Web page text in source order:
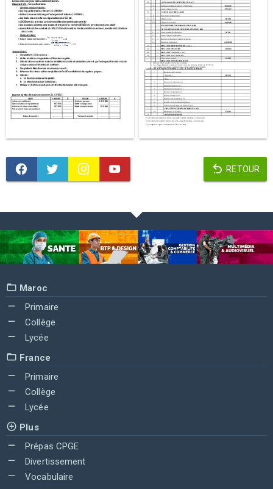
RETOUR
Maroc
Primaire
Collège
Lycée
France
Primaire
Collège
Lycée
Plus
Prépas CPGE
Divertissement
Vocabulaire